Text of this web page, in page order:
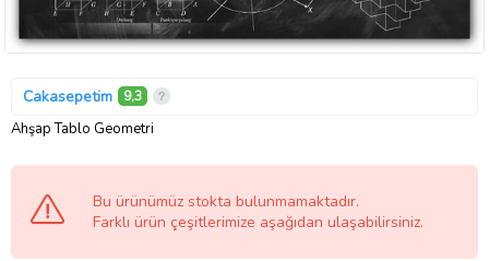
Cakasepetim 9,3
Ahşap Tablo Geometri
Bu ürünümüz stokta bulunmamaktadır.
Farklı ürün çeşitlerimize aşağıdan ulaşabilirsiniz.